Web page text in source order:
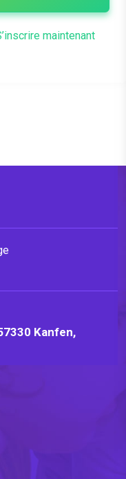
maintenant
Kanfen,